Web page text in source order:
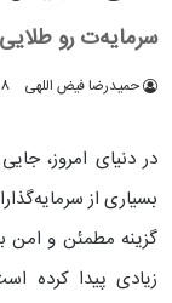
سرمایه‌ت رو
حمیدرضا فیض اللهی
در دنیای امروز،
بسیاری از
گزینه مطمئن و امن
زیادی پیدا کرده